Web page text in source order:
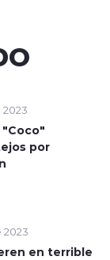
"Coco"
por
2023
en terrible